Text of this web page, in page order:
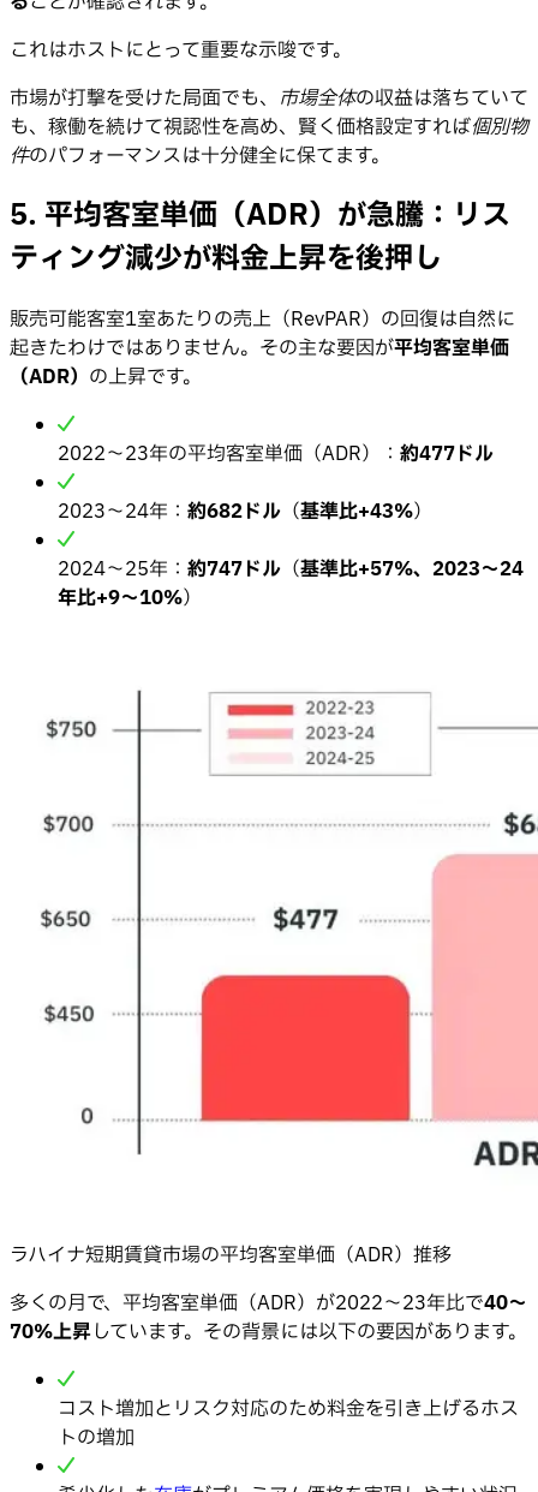
これはホストにとって重要な示唆です。
市場が打撃を受けた局面でも、 市場全体の収益は落ちていて
も、稼働を続けて視認性を高め、賢く価格設定すれば個別物
件のパフォーマンスは十分健全に保てます。
5. 平均客室単価（ADR）が急騰：リス
ティング減少が料金上昇を後押し
販売可能客室1室あたりの売上（RevPAR）の回復は自然に
起きたわけではありません。その主な要因が平均客室単価
（ADR） の上昇です。
2022〜23年の平均客室単価（ADR）： 約477ドル
2023〜24年： 約682ドル （基準比+43%）
2024〜25年： 約747ドル （基準比+57%、2023〜24
年比+9〜10%）
ラハイナ短期賃貸市場の平均客室単価（ADR）推移
多くの月で、平均客室単価（ADR）が2022〜23年比で40〜
70%上昇しています。その背景には以下の要因があります。
コスト増加とリスク対応のため料金を引き上げるホス
トの増加